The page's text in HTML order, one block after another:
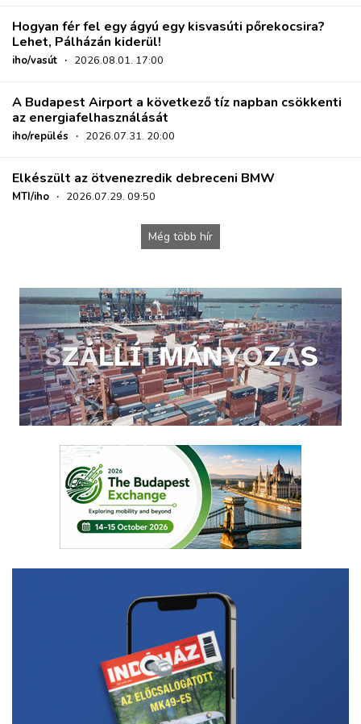
Hogyan fér fel egy ágyú egy kisvasúti pőrekocsira?
Lehet, Pálházán kiderül!
iho/vasút · 2026.08.01. 17:00
A Budapest Airport a következő tíz napban csökkenti
az energiafelhasználását
iho/repülés · 2026.07.31. 20:00
Elkészült az ötvenezredik debreceni BMW
MTI/iho · 2026.07.29. 09:50
Még több hír